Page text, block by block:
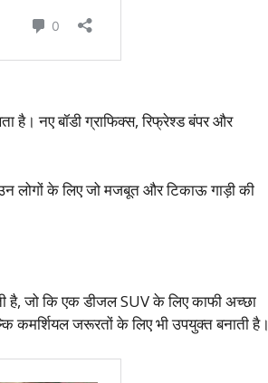
है। नए बॉडी ग्राफिक्स, रिफ्रेश्ड बंपर और
लोगों के लिए जो मजबूत और टिकाऊ गाड़ी की
है, जो कि एक डीजल SUV के लिए काफी अच्छा
कमर्शियल जरूरतों के लिए भी उपयुक्त बनाती है।